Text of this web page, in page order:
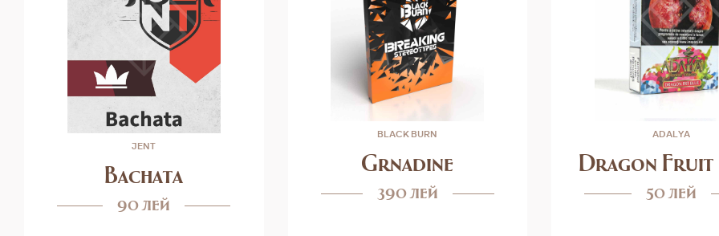
JENT
Bachata
90 лей
BLACK BURN
Grnadine
390 лей
ADALYA
Dragon Fruit
50 лей